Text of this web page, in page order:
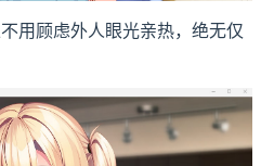
用顾虑外人眼光亲热，绝无仅